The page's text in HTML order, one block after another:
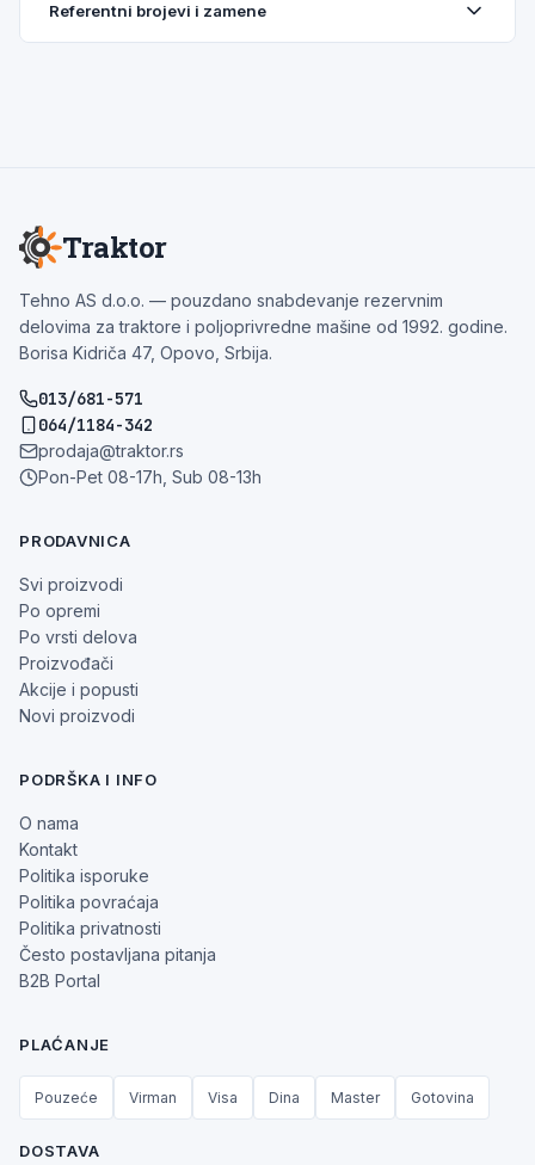
Referentni brojevi i zamene
Traktor
Tehno AS d.o.o. — pouzdano snabdevanje rezervnim
delovima za traktore i poljoprivredne mašine od 1992. godine.
Borisa Kidriča 47, Opovo, Srbija.
013/681-571
064/1184-342
prodaja@traktor.rs
Pon-Pet 08-17h, Sub 08-13h
PRODAVNICA
Svi proizvodi
Po opremi
Po vrsti delova
Proizvođači
Akcije i popusti
Novi proizvodi
PODRŠKA I INFO
O nama
Kontakt
Politika isporuke
Politika povraćaja
Politika privatnosti
Često postavljana pitanja
B2B Portal
PLAĆANJE
Pouzeće Virman Visa Dina Master Gotovina
DOSTAVA